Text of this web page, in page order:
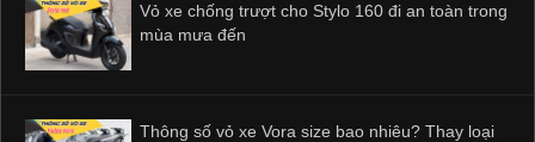
Vỏ xe chống trượt cho Stylo 160 đi an toàn trong
mùa mưa đến
Thông số vỏ xe Vora size bao nhiêu? Thay loại